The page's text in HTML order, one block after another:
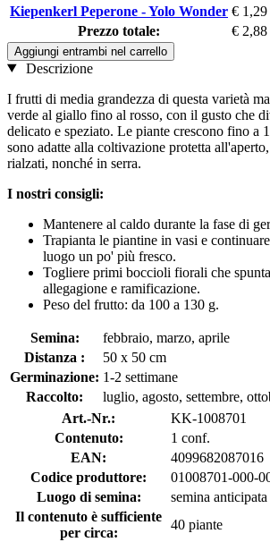
Kiepenkerl Peperone - Yolo Wonder € 1,29
Prezzo totale:
€ 2,88
Aggiungi entrambi nel carrello
Descrizione
I frutti di media grandezza di questa varietà
verde al giallo fino al rosso, con il gusto che
delicato e speziato. Le piante crescono fino a
sono adatte alla coltivazione protetta
rialzati, nonché in serra.
I nostri consigli:
Mantenere al caldo durante la fase di
Trapianta le piantine in vasi e
luogo un po' più fresco.
Togliere primi boccioli fiorali che
allegagione e ramificazione.
Peso del frutto: da 100 a 130 g.
Semina:
febbraio, marzo, aprile
Distanza :
50 x 50 cm
Germinazione: 1-2 settimane
Raccolto:
luglio, agosto, settembre,
Art.-Nr.:
KK-1008701
Contenuto:
1 conf.
EAN:
4099682087016
Codice produttore:
01008701-000-
Luogo di semina:
semina anticipata
Il contenuto è sufficiente
per circa:
40 piante